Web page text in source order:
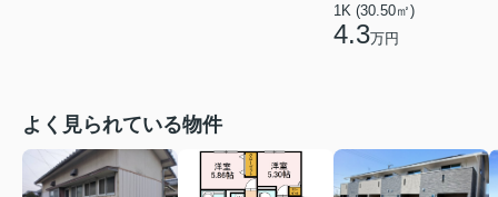
1K (30.50㎡)
4.3万円
よく見られている物件